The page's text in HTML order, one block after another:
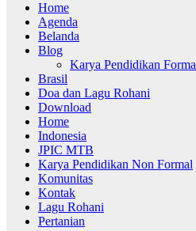
Home
Agenda
Belanda
Blog
Karya Pendidikan
Brasil
Doa dan Lagu Rohani
Download
Home
Indonesia
JPIC MTB
Karya Pendidikan Non Formal
Komunitas
Kontak
Lagu Rohani
Pertanian